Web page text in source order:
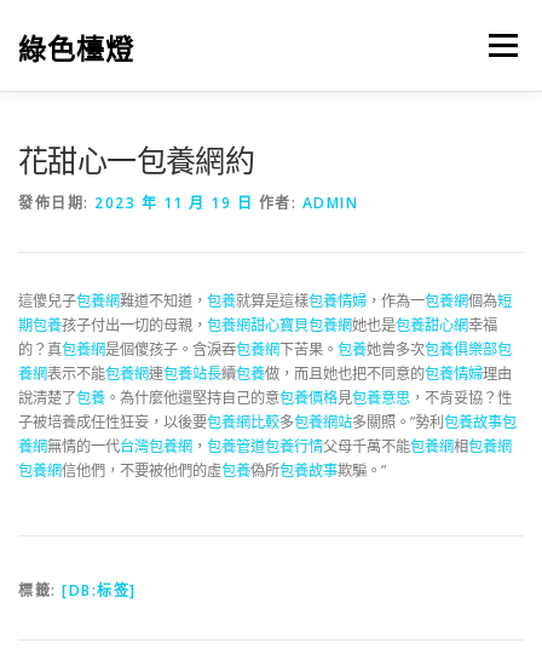
綠色檯燈 選單
花甜心一包養網約
發佈日期: 2023 年 11 月 19 日 作者: ADMIN
這傻兒子包養網難道不知道， 包養就算是這樣包養情婦 ，作為一包養網個為短
期包養孩子付出一切的母親， 包養網甜心寶貝包養網她也是包養甜心網幸福
的？真包養網是個傻孩子。含淚吞包養網下苦果。 包養她曾多次包養俱樂部包
養網表示不能包養網連包養站長續包養做，而且她也把不同意的包養情婦理由
說清楚了包養 。為什麼他還堅持自己的意包養價格見包養意思 ，不肯妥協？性
子被培養成任性狂妄，以後要包養網比較多包養網站多關照。”勢利包養故事包
養網無情的一代台灣包養網 ， 包養管道包養行情父母千萬不能包養網相包養網
包養網信他們，不要被他們的虛包養偽所包養故事欺騙。”
標籤: [DB:标签]